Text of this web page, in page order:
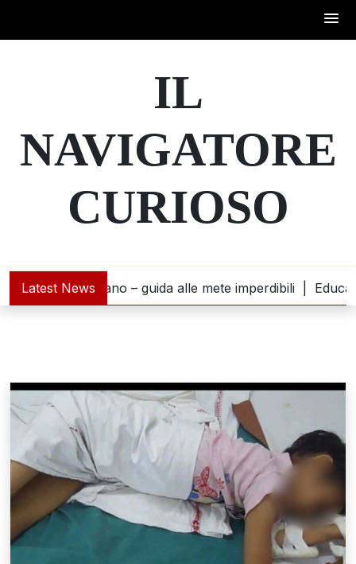
IL
NAVIGATORE
CURIOSO
Latest Newsl’oceano – guida alle mete imperdibili |